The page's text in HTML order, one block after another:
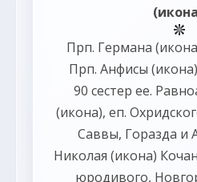
(икона
Прп. Германа (икона
Прп. Анфисы (икона
90 сестер ее.
(икона), еп.
Саввы, Горазда и
Николая (икона)
юродивого,